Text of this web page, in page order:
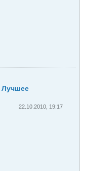
Лучшее
22.10.2010, 19:17